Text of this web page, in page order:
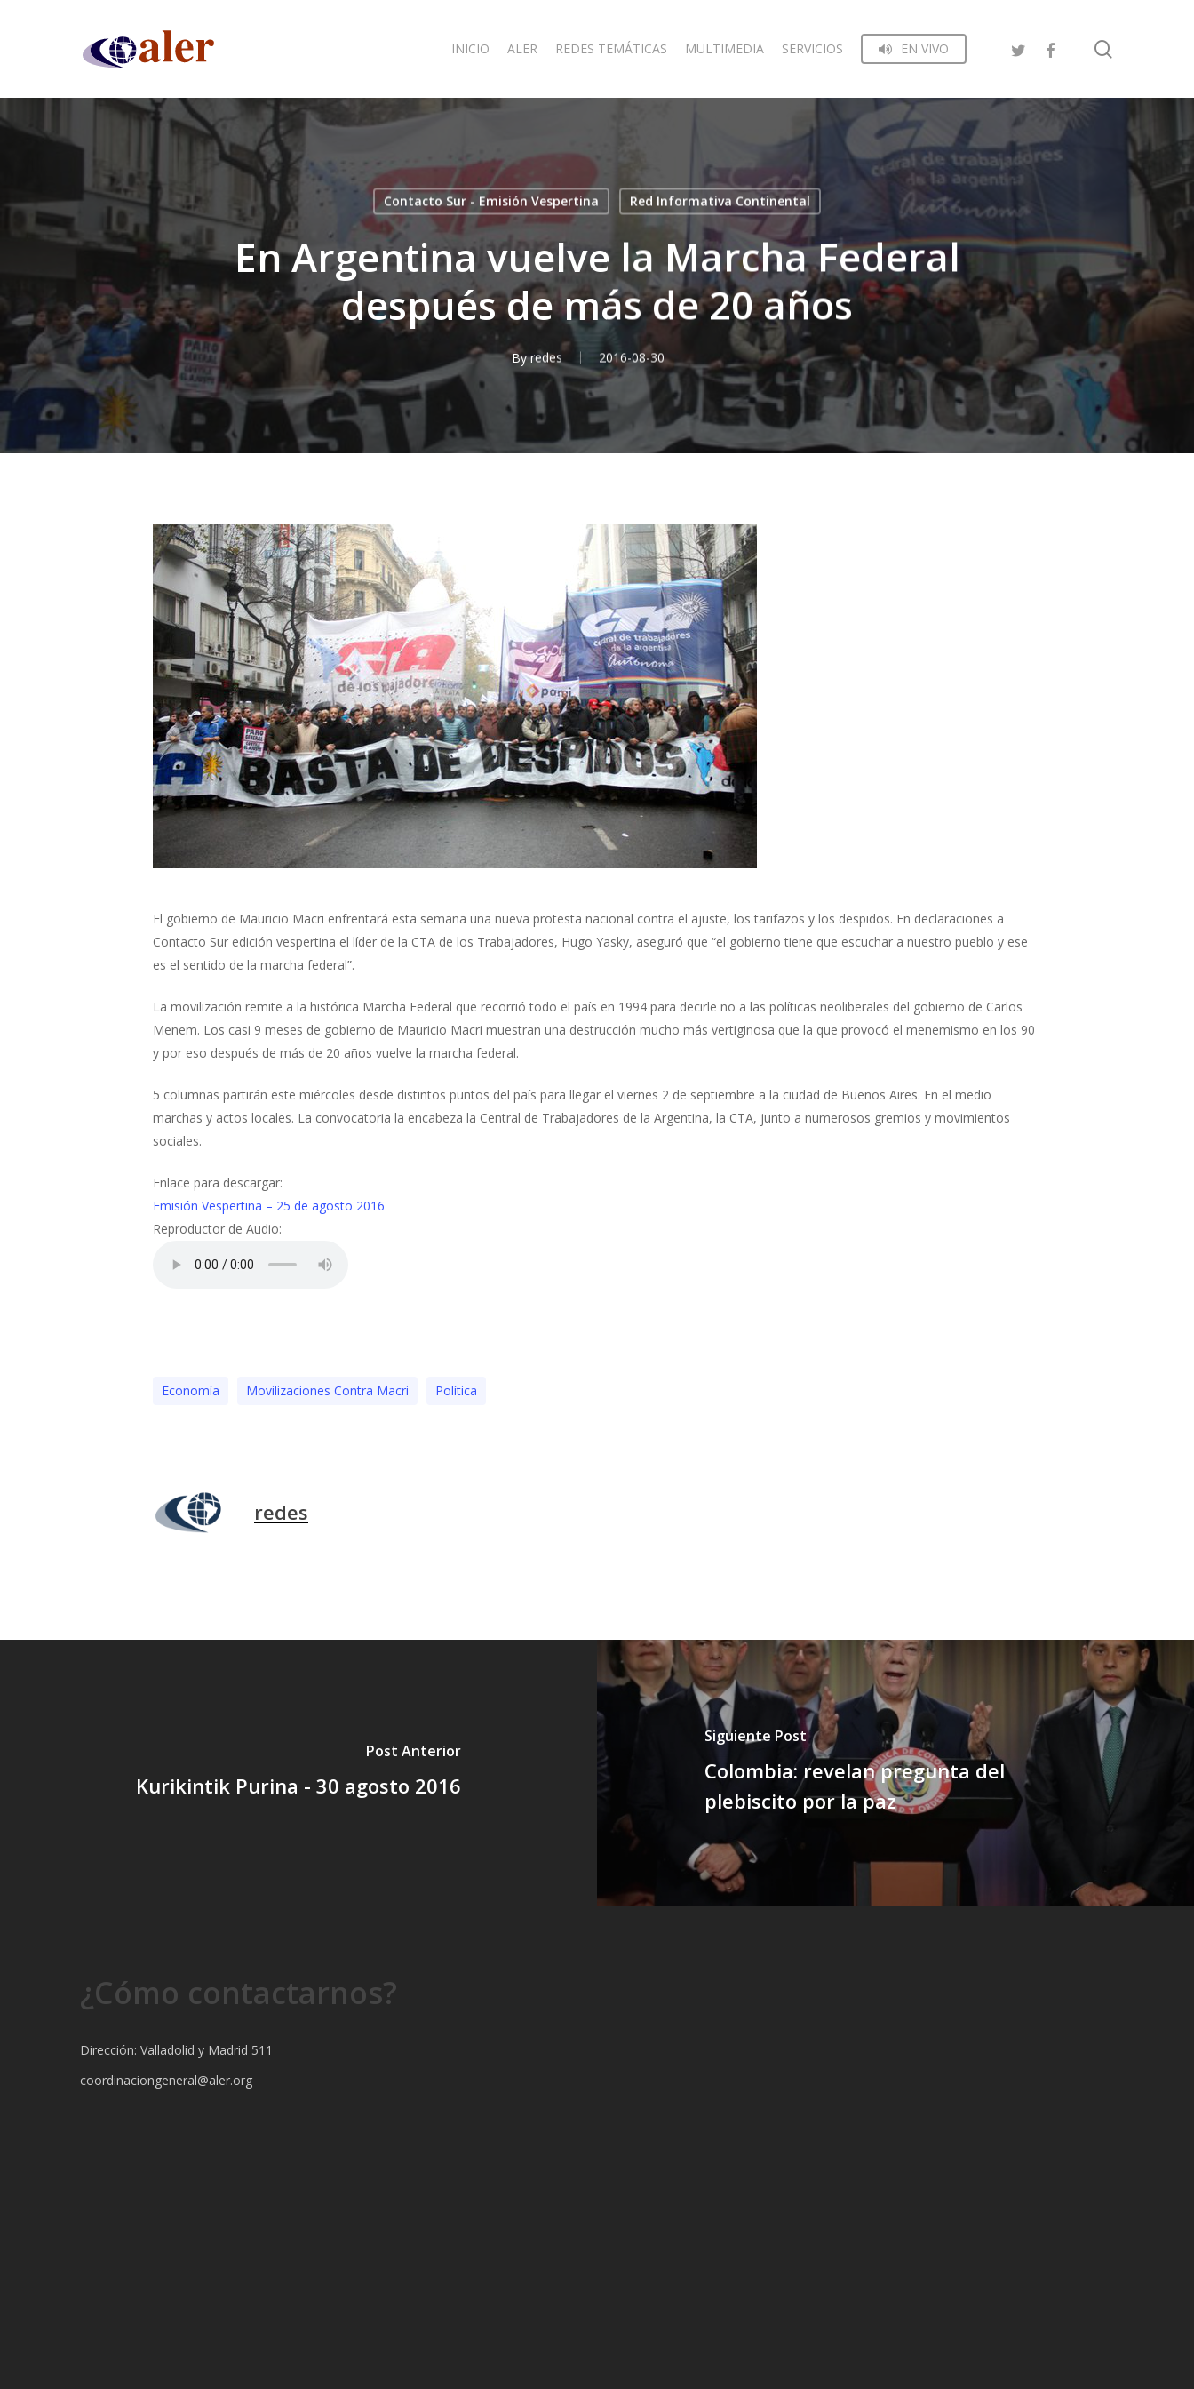
INICIO ALER REDES TEMÁTICAS MULTIMEDIA SERVICIOS EN VIVO
Contacto Sur - Emisión Vespertina Red Informativa Continental
En Argentina vuelve la Marcha Federal
después de más de 20 años
By redes 2016-08-30
El gobierno de Mauricio Macri enfrentará esta semana una nueva protesta nacional contra el ajuste, los tarifazos y los despidos. En declaraciones a
Contacto Sur edición vespertina el líder de la CTA de los Trabajadores, Hugo Yasky, aseguró que “el gobierno tiene que escuchar a nuestro pueblo y ese
es el sentido de la marcha federal”.
La movilización remite a la histórica Marcha Federal que recorrió todo el país en 1994 para decirle no a las políticas neoliberales del gobierno de Carlos
Menem. Los casi 9 meses de gobierno de Mauricio Macri muestran una destrucción mucho más vertiginosa que la que provocó el menemismo en los 90
y por eso después de más de 20 años vuelve la marcha federal.
5 columnas partirán este miércoles desde distintos puntos del país para llegar el viernes 2 de septiembre a la ciudad de Buenos Aires. En el medio
marchas y actos locales. La convocatoria la encabeza la Central de Trabajadores de la Argentina, la CTA, junto a numerosos gremios y movimientos
sociales.
Enlace para descargar:
Emisión Vespertina – 25 de agosto 2016
Reproductor de Audio:
Economía Movilizaciones Contra Macri Polí­tica
redes
Post Anterior
Kurikintik Purina - 30 agosto 2016
Siguiente Post
Colombia: revelan pregunta del
plebiscito por la paz
¿Cómo contactarnos?
Dirección: Valladolid y Madrid 511
coordinaciongeneral@aler.org